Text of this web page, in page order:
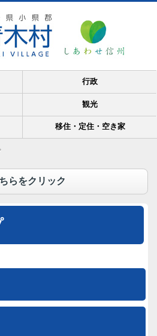
行政
観光
移住・定住・空き家
らをクリック